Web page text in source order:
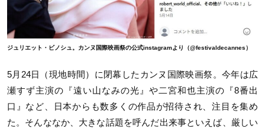
ジュリエット・ビノシュ。カンヌ国際映画祭の公式instagramより（@festivaldecannes）
5月 24日（現地時間）に閉幕したカンヌ国際映画祭。今年は広
瀬すず主演の『遠い山なみの光』や二宮和也主演の『8番出
口』など、日本からも数多くの作品が招待され、注目を集め
た。そんななか、大きな話題を呼んだ出来事といえば、厳しい